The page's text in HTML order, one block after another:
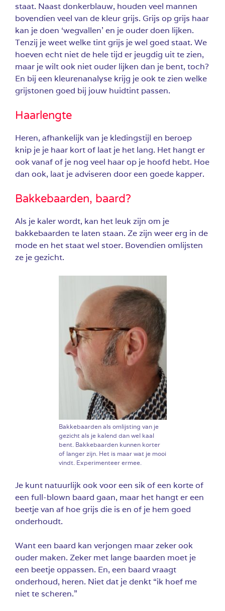
staat. Naast donkerblauw, houden veel mannen
bovendien veel van de kleur grijs. Grijs op grijs haar
kan je doen ‘wegvallen’ en je ouder doen lijken.
Tenzij je weet welke tint grijs je wel goed staat. We
hoeven echt niet de hele tijd er jeugdig uit te zien,
maar je wilt ook niet ouder lijken dan je bent, toch?
En bij een kleurenanalyse krijg je ook te zien welke
grijstonen goed bij jouw huidtint passen.
Haarlengte
Heren, afhankelijk van je kledingstijl en beroep
knip je je haar kort of laat je het lang. Het hangt er
ook vanaf of je nog veel haar op je hoofd hebt. Hoe
dan ook, laat je adviseren door een goede kapper.
Bakkebaarden, baard?
Als je kaler wordt, kan het leuk zijn om je
bakkebaarden te laten staan. Ze zijn weer erg in de
mode en het staat wel stoer. Bovendien omlijsten
ze je gezicht.
Bakkebaarden als omlijsting van je
gezicht als je kalend dan wel kaal
bent. Bakkebaarden kunnen korter
of langer zijn. Het is maar wat je mooi
vindt. Experimenteer ermee.
Je kunt natuurlijk ook voor een sik of een korte of
een full-blown baard gaan, maar het hangt er een
beetje van af hoe grijs die is en of je hem goed
onderhoudt.
Want een baard kan verjongen maar zeker ook
ouder maken. Zeker met lange baarden moet je
een beetje oppassen. En, een baard vraagt
onderhoud, heren. Niet dat je denkt “ik hoef me
niet te scheren.”